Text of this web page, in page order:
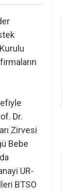
Dr.
Zirvesi
Bebe
UR-
BTSO